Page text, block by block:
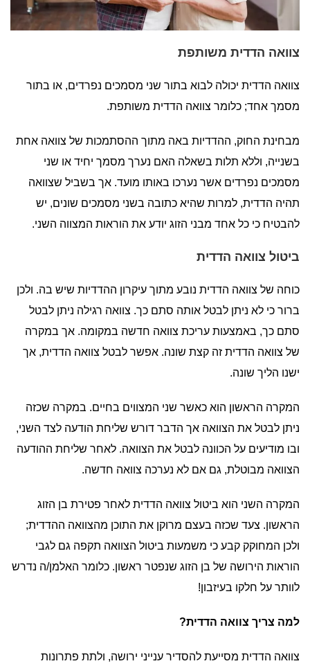
צוואה הדדית משותפת
צוואה הדדית יכולה לבוא בתור שני מסמכים נפרדים, או בתור
מסמך אחד; כלומר צוואה הדדית משותפת.
מבחינת החוק, ההדדיות באה מתוך ההסתמכות של צוואה אחת
בשנייה, וללא תלות בשאלה האם נערך מסמך יחיד או שני
מסמכים נפרדים אשר נערכו באותו מועד. אך בשביל שצוואה
תהיה הדדית, למרות שהיא כתובה בשני מסמכים שונים, יש
להבטיח כי כל אחד מבני הזוג יודע את הוראות המצווה השני.
ביטול צוואה הדדית
כוחה של צוואה הדדית נובע מתוך עיקרון ההדדיות שיש בה. ולכן
ברור כי לא ניתן לבטל אותה סתם כך. צוואה רגילה ניתן לבטל
סתם כך, באמצעות עריכת צוואה חדשה במקומה. אך במקרה
של צוואה הדדית זה קצת שונה. אפשר לבטל צוואה הדדית, אך
ישנו הליך שונה.
המקרה הראשון הוא כאשר שני המצווים בחיים. במקרה שכזה
ניתן לבטל את הצוואה אך הדבר דורש שליחת הודעה לצד השני,
ובו מודיעים על הכוונה לבטל את הצוואה. לאחר שליחת ההודעה
הצוואה מבוטלת, גם אם לא נערכה צוואה חדשה.
המקרה השני הוא ביטול צוואה הדדית לאחר פטירת בן הזוג
הראשון. צעד שכזה בעצם מרוקן את התוכן מהצוואה ההדדית;
ולכן המחוקק קבע כי משמעות ביטול הצוואה תקפה גם לגבי
הוראות הירושה של בן הזוג שנפטר ראשון. כלומר האלמן/ה נדרש
לוותר על חלקו בעיזבון!
למה צריך צוואה הדדית?
צוואה הדדית מסייעת להסדיר ענייני ירושה, ולתת פתרונות